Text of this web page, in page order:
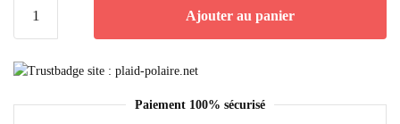
Ajouter au panier
Paiement 100% sécurisé